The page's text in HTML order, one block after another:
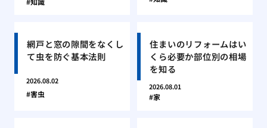
網戸と窓の隙間をなくし
て虫を防ぐ基本法則
2026.08.02
害虫
住まいのリフォームはい
くら必要か部位別の相場
を知る
2026.08.01
家